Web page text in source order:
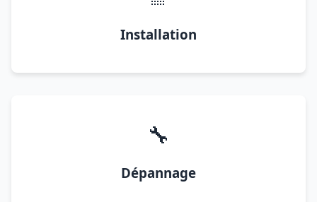
Installation
🔧
Dépannage